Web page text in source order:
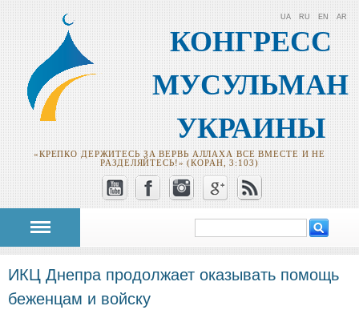
КОНГРЕСС
МУСУЛЬМАН
УКРАИНЫ
«КРЕПКО ДЕРЖИТЕСЬ ЗА ВЕРВЬ АЛЛАХА ВСЕ ВМЕСТЕ И НЕ
РАЗДЕЛЯЙТЕСЬ!» (КОРАН, 3:103)
UA RU EN AR
Форма поиска
ИКЦ Днепра продолжает оказывать помощь
беженцам и войску